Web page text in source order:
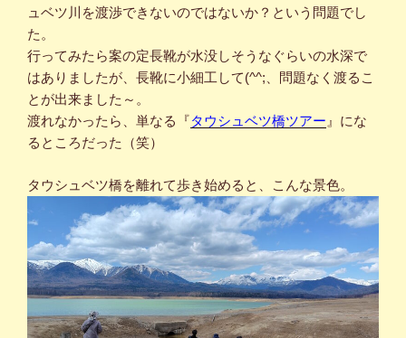
ュベツ川を渡渉できないのではないか？という問題でし
た。
行ってみたら案の定長靴が水没しそうなぐらいの水深で
はありましたが、長靴に小細工して(^^;、問題なく渡るこ
とが出来ました～。
渡れなかったら、単なる『タウシュベツ橋ツアー 』にな
るところだった（笑）
タウシュベツ橋を離れて歩き始めると、こんな景色。